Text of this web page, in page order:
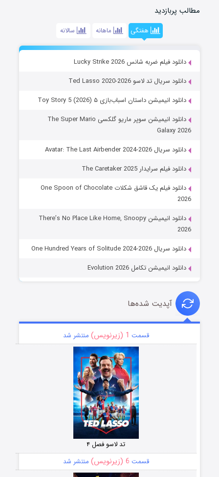
مطالب پربازدید
هفتگی ماهانه سالانه
دانلود فیلم ضربه شانس Lucky Strike 2026
دانلود سریال تد لاسو Ted Lasso 2020-2026
دانلود انیمیشن داستان اسباب‌بازی ۵ Toy Story 5 (2026)
دانلود انیمیشن سوپر ماریو گلکسی The Super Mario
Galaxy 2026
دانلود سریال Avatar: The Last Airbender 2024-2026
دانلود فیلم سرایدار The Caretaker 2025
دانلود فیلم یک قاشق شکلات One Spoon of Chocolate
2026
دانلود انیمیشن There’s No Place Like Home, Snoopy
2026
دانلود سریال One Hundred Years of Solitude 2024-2026
دانلود انیمیشن تکامل Evolution 2026
آپدیت شده‌ها
قسمت 1 (زیرنویس) منتشر شد
تد لاسو فصل ۴
قسمت 6 (زیرنویس) منتشر شد